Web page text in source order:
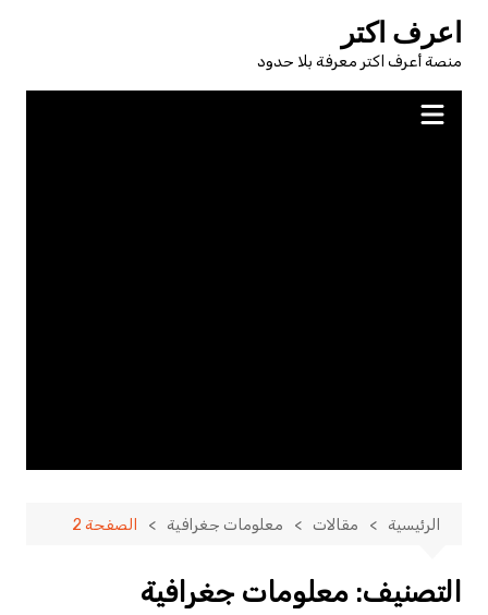
المحتوى
اعرف اكتر
منصة أعرف اكتر معرفة بلا حدود
الرئيسية مقالات معلومات جغرافية الصفحة 2
التصنيف: معلومات جغرافية